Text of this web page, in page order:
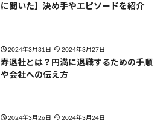
に聞いた】決め手やエピソードを紹介
2024年3月31日 2024年3月27日
寿退社とは？円満に退職するための手順
や会社への伝え方
2024年3月26日 2024年3月24日